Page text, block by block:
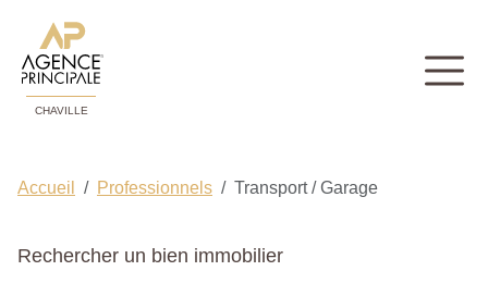
CHAVILLE
Accueil Professionnels Transport / Garage
Rechercher un bien immobilier